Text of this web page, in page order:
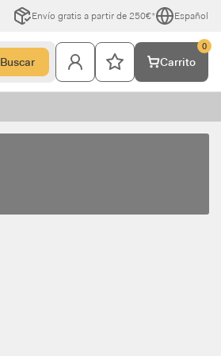
Envío gratis a partir de 250€* Español
Buscar Carrito
0